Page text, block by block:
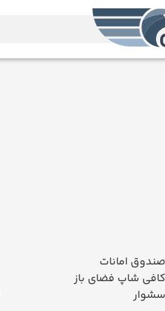
صندوق امانات
کافی شاپ فضای باز
سشوار